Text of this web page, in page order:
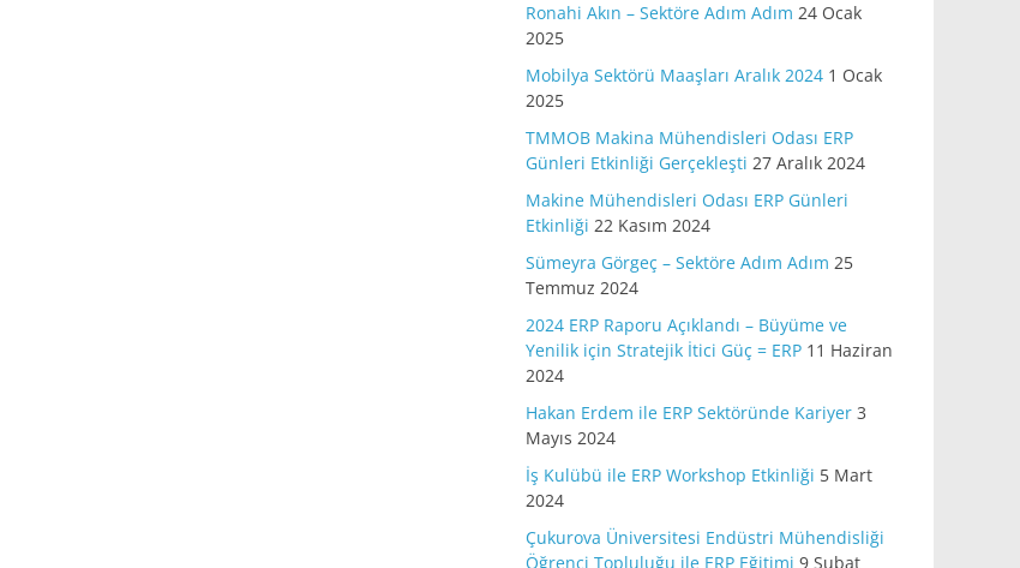
Ronahi Akın – Sektöre Adım Adım 24 Ocak
2025
Mobilya Sektörü Maaşları Aralık 2024 1 Ocak
2025
TMMOB Makina Mühendisleri Odası ERP
Günleri Etkinliği Gerçekleşti 27 Aralık 2024
Makine Mühendisleri Odası ERP Günleri
Etkinliği 22 Kasım 2024
Sümeyra Görgeç – Sektöre Adım Adım 25
Temmuz 2024
2024 ERP Raporu Açıklandı – Büyüme ve
Yenilik için Stratejik İtici Güç = ERP 11 Haziran
2024
Hakan Erdem ile ERP Sektöründe Kariyer 3
Mayıs 2024
İş Kulübü ile ERP Workshop Etkinliği 5 Mart
2024
Çukurova Üniversitesi Endüstri Mühendisliği
Öğrenci Topluluğu ile ERP Eğitimi 9 Şubat